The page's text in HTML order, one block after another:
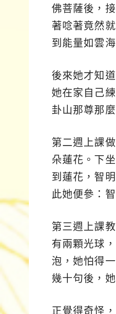
佛菩薩後，
著唸著竟然
到能量如雲
後來她才知
她在家自己
卦山那尊那
第二週上課
朵蓮花。下
到蓮花，智
此她便參：
第三週上課
有兩顆光球
泡，她怕得
幾十句後，
正覺得奇怪